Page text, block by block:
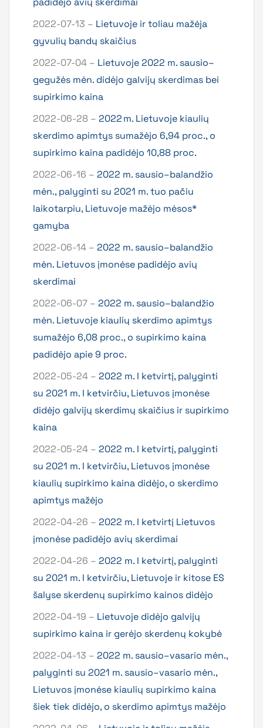
2022-07-13 – Lietuvoje ir toliau mažėja
gyvulių bandų skaičius
2022-07-04 – Lietuvoje 2022 m. sausio–
gegužės mėn. didėjo galvijų skerdimas bei
supirkimo kaina
2022-06-28 – 2022 m. Lietuvoje kiaulių
skerdimo apimtys sumažėjo 6,94 proc., o
supirkimo kaina padidėjo 10,88 proc.
2022-06-16 – 2022 m. sausio–balandžio
mėn., palyginti su 2021 m. tuo pačiu
laikotarpiu, Lietuvoje mažėjo mėsos*
gamyba
2022-06-14 – 2022 m. sausio–balandžio
mėn. Lietuvos įmonėse padidėjo avių
skerdimai
2022-06-07 – 2022 m. sausio–balandžio
mėn. Lietuvoje kiaulių skerdimo apimtys
sumažėjo 6,08 proc., o supirkimo kaina
padidėjo apie 9 proc.
2022-05-24 – 2022 m. I ketvirtį, palyginti
su 2021 m. I ketvirčiu, Lietuvos įmonėse
didėjo galvijų skerdimų skaičius ir supirkimo
kaina
2022-05-24 – 2022 m. I ketvirtį, palyginti
su 2021 m. I ketvirčiu, Lietuvos įmonėse
kiaulių supirkimo kaina didėjo, o skerdimo
apimtys mažėjo
2022-04-26 – 2022 m. I ketvirtį Lietuvos
įmonėse padidėjo avių skerdimai
2022-04-26 – 2022 m. I ketvirtį, palyginti
su 2021 m. I ketvirčiu, Lietuvoje ir kitose ES
šalyse skerdenų supirkimo kainos didėjo
2022-04-19 – Lietuvoje didėjo galvijų
supirkimo kaina ir gerėjo skerdenų kokybė
2022-04-13 – 2022 m. sausio–vasario mėn.,
palyginti su 2021 m. sausio–vasario mėn.,
Lietuvos įmonėse kiaulių supirkimo kaina
šiek tiek didėjo, o skerdimo apimtys mažėjo